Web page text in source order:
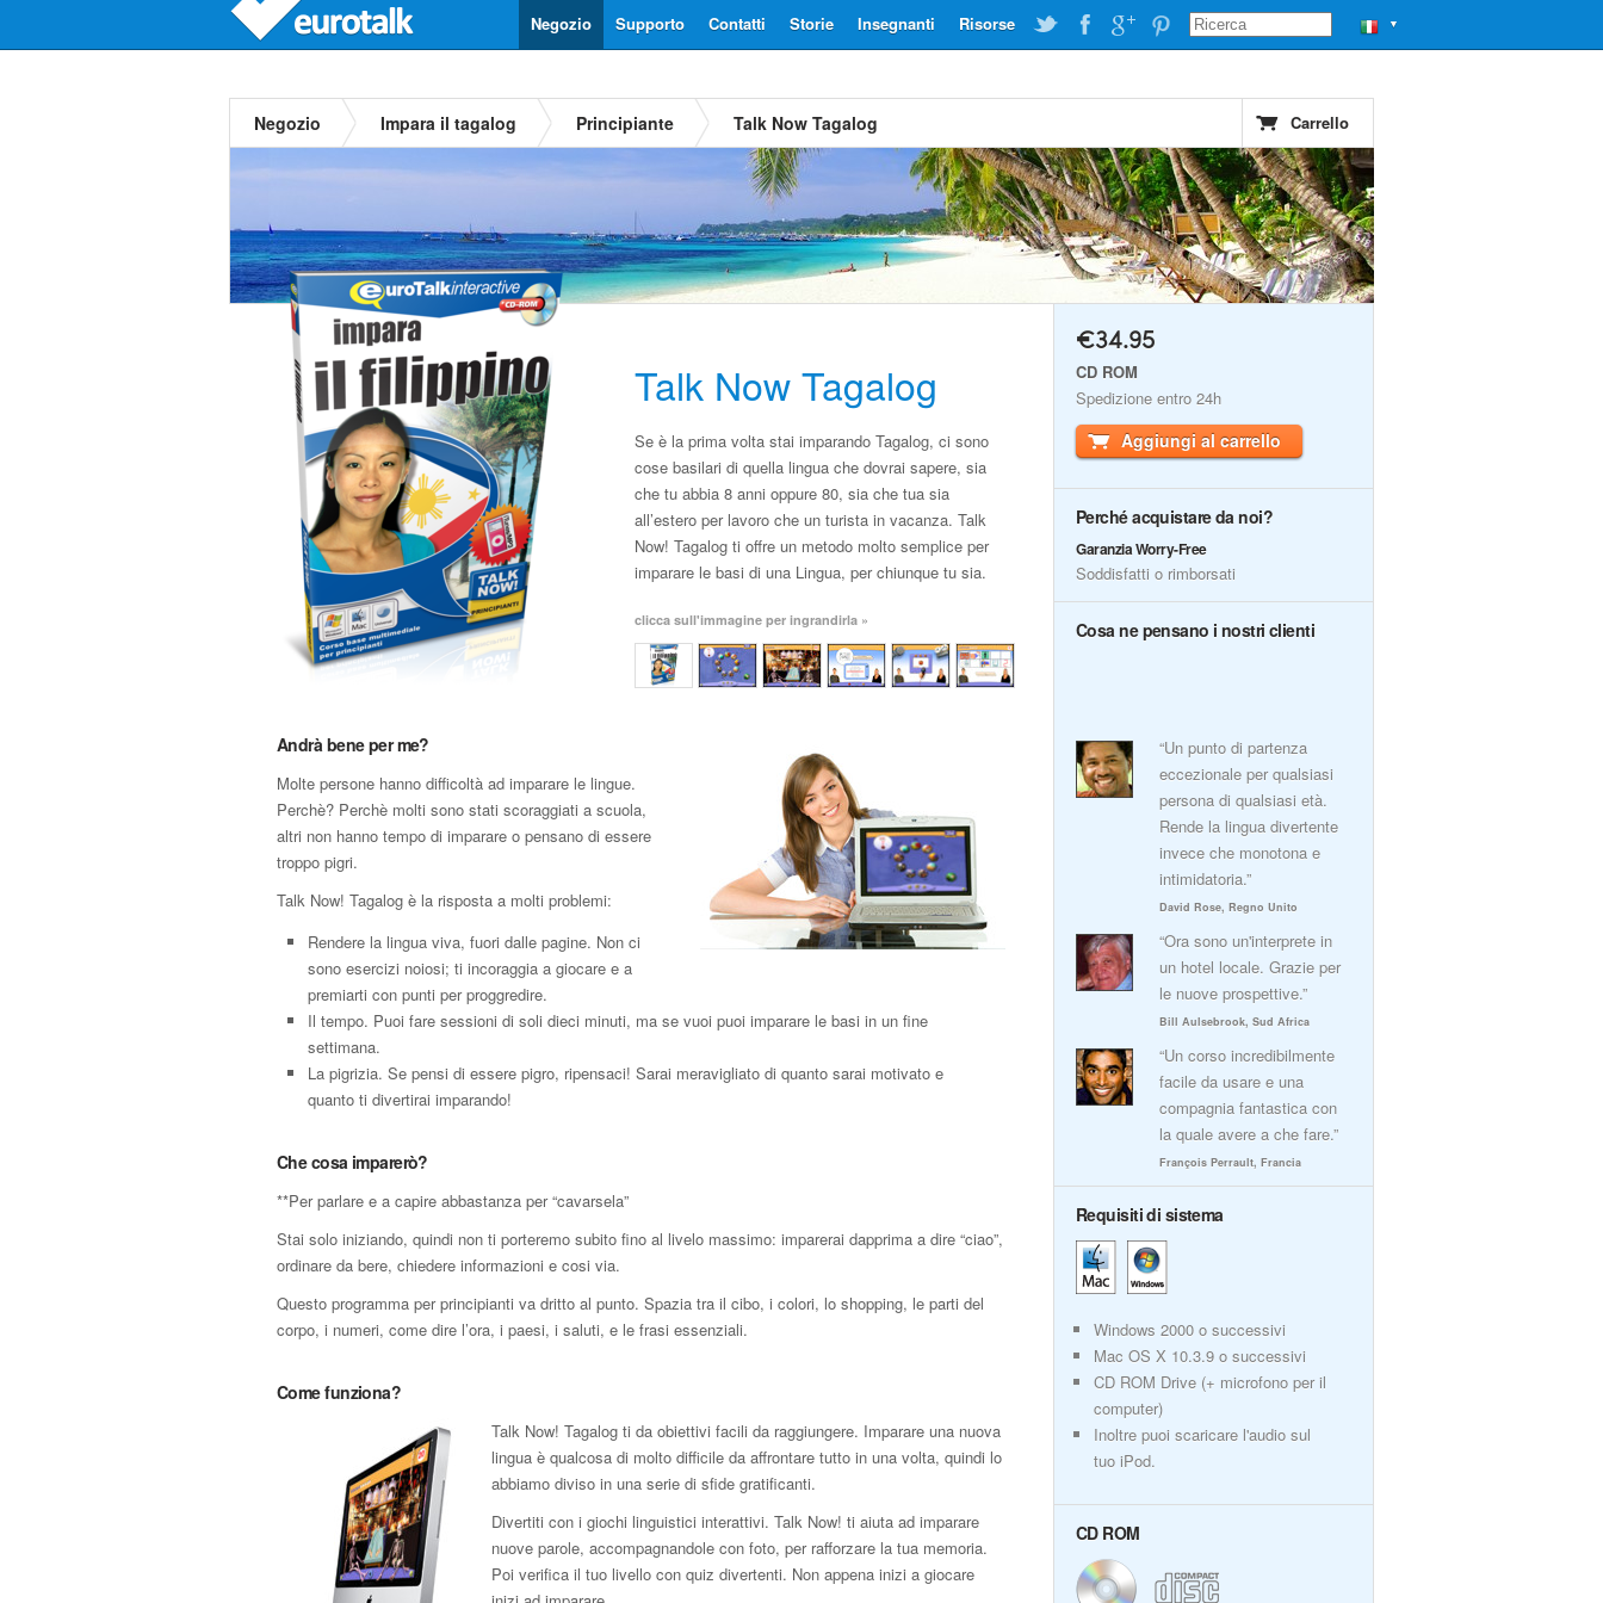
▼
Risorse
Insegnanti
Storie
Contatti
Supporto
Negozio
Negozio Impara il tagalog Principiante Talk Now Tagalog Carrello
Talk Now Tagalog
Se è la prima volta stai imparando Tagalog, ci sono
cose basilari di quella lingua che dovrai sapere, sia
che tu abbia 8 anni oppure 80, sia che tua sia
all’estero per lavoro che un turista in vacanza. Talk
Now! Tagalog ti offre un metodo molto semplice per
imparare le basi di una Lingua, per chiunque tu sia.
clicca sull'immagine per ingrandirla »
Andrà bene per me?
Molte persone hanno difficoltà ad imparare le lingue.
Perchè? Perchè molti sono stati scoraggiati a scuola,
altri non hanno tempo di imparare o pensano di essere
troppo pigri.
Talk Now! Tagalog è la risposta a molti problemi:
Rendere la lingua viva, fuori dalle pagine. Non ci
sono esercizi noiosi; ti incoraggia a giocare e a
premiarti con punti per proggredire.
Il tempo. Puoi fare sessioni di soli dieci minuti, ma se vuoi puoi imparare le basi in un fine
settimana.
La pigrizia. Se pensi di essere pigro, ripensaci! Sarai meravigliato di quanto sarai motivato e
quanto ti divertirai imparando!
Che cosa imparerò?
**Per parlare e a capire abbastanza per “cavarsela”
Stai solo iniziando, quindi non ti porteremo subito fino al livelo massimo: imparerai dapprima a dire “ciao”,
ordinare da bere, chiedere informazioni e cosi via.
Questo programma per principianti va dritto al punto. Spazia tra il cibo, i colori, lo shopping, le parti del
corpo, i numeri, come dire l’ora, i paesi, i saluti, e le frasi essenziali.
Come funziona?
Talk Now! Tagalog ti da obiettivi facili da raggiungere. Imparare una nuova
lingua è qualcosa di molto difficile da affrontare tutto in una volta, quindi lo
abbiamo diviso in una serie di sfide gratificanti.
Divertiti con i giochi linguistici interattivi. Talk Now! ti aiuta ad imparare
nuove parole, accompagnandole con foto, per rafforzare la tua memoria.
Poi verifica il tuo livello con quiz divertenti. Non appena inizi a giocare
€34.95
CD ROM
Spedizione entro 24h
Aggiungi al carrello
Perché acquistare da noi?
Garanzia Worry-Free
Soddisfatti o rimborsati
Cosa ne pensano i nostri clienti
“Un punto di partenza
eccezionale per qualsiasi
persona di qualsiasi età.
Rende la lingua divertente
invece che monotona e
intimidatoria.”
David Rose, Regno Unito
“Ora sono un'interprete in
un hotel locale. Grazie per
le nuove prospettive.”
Bill Aulsebrook, Sud Africa
“Un corso incredibilmente
facile da usare e una
compagnia fantastica con
la quale avere a che fare.”
François Perrault, Francia
Requisiti di sistema
Windows 2000 o successivi
Mac OS X 10.3.9 o successivi
CD ROM Drive (+ microfono per il
computer)
Inoltre puoi scaricare l'audio sul
tuo iPod.
CD ROM